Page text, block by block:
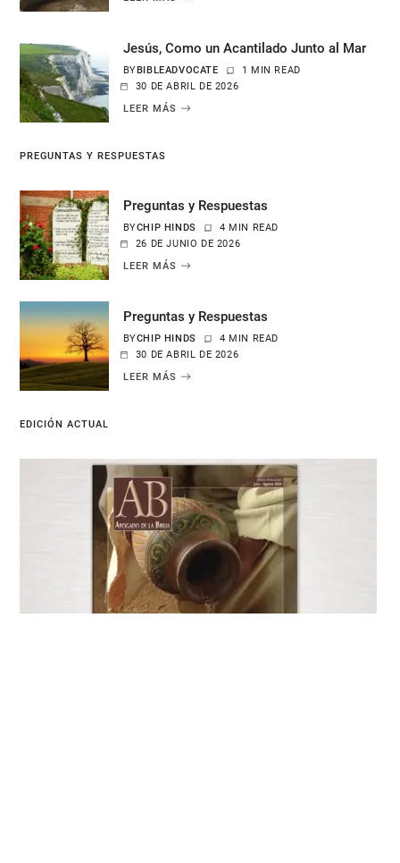
Jesús, Como un Acantilado Junto al Mar
BYBIBLEADVOCATE
1 MIN READ
30 DE ABRIL DE 2026
LEER MÁS
PREGUNTAS Y RESPUESTAS
Preguntas y Respuestas
BYCHIP HINDS
4 MIN READ
26 DE JUNIO DE 2026
LEER MÁS
Preguntas y Respuestas
BYCHIP HINDS
4 MIN READ
30 DE ABRIL DE 2026
LEER MÁS
EDICIÓN ACTUAL